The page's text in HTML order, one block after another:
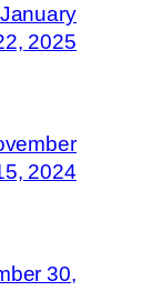
January
2025
2024
30,